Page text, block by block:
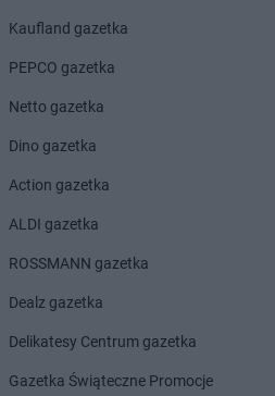
Kaufland gazetka
PEPCO gazetka
Netto gazetka
Dino gazetka
Action gazetka
ALDI gazetka
ROSSMANN gazetka
Dealz gazetka
Delikatesy Centrum gazetka
Gazetka Świąteczne Promocje